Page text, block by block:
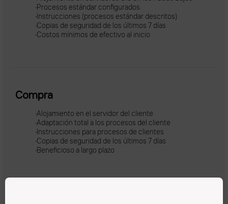
Procesos estándar configurados
Instrucciones (procesos estándar descritos)
Copias de seguridad de los últimos 7 días
Costos mínimos de efectivo al inicio
Compra
Alojamiento en el servidor del cliente
Adaptación total a los procesos del cliente
Instrucciones para procesos de clientes
Copias de seguridad de los últimos 7 días
Beneficioso a largo plazo